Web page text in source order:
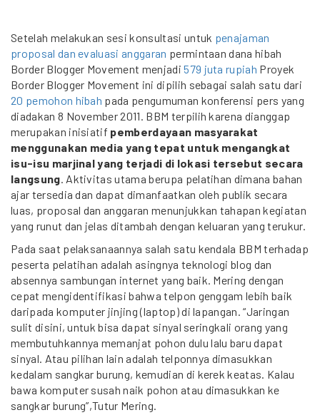
Setelah melakukan sesi konsultasi untuk penajaman
proposal dan evaluasi anggaran permintaan dana hibah
Border Blogger Movement menjadi579 juta rupiah Proyek
Border Blogger Movement ini dipilih sebagai salah satu dari
20 pemohon hibah pada pengumuman konferensi pers yang
diadakan 8 November 2011. BBM terpilih karena dianggap
merupakan inisiatif pemberdayaan masyarakat
menggunakan media yang tepat untuk mengangkat
isu-isu marjinal yang terjadi di lokasi tersebut secara
langsung . Aktivitas utama berupa pelatihan dimana bahan
ajar tersedia dan dapat dimanfaatkan oleh publik secara
luas, proposal dan anggaran menunjukkan tahapan kegiatan
yang runut dan jelas ditambah dengan keluaran yang terukur.
Pada saat pelaksanaannya salah satu kendala BBM terhadap
peserta pelatihan adalah asingnya teknologi blog dan
absennya sambungan internet yang baik. Mering dengan
cepat mengidentifikasi bahwa telpon genggam lebih baik
daripada komputer jinjing (laptop) di lapangan. “Jaringan
sulit disini, untuk bisa dapat sinyal seringkali orang yang
membutuhkannya memanjat pohon dulu lalu baru dapat
sinyal. Atau pilihan lain adalah telponnya dimasukkan
kedalam sangkar burung, kemudian di kerek keatas. Kalau
bawa komputer susah naik pohon atau dimasukkan ke
sangkar burung”,Tutur Mering.